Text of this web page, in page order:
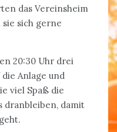
das Vereinsheim
sie sich gerne
20:30 Uhr drei
Anlage und
viel Spaß die
dranbleiben, damit